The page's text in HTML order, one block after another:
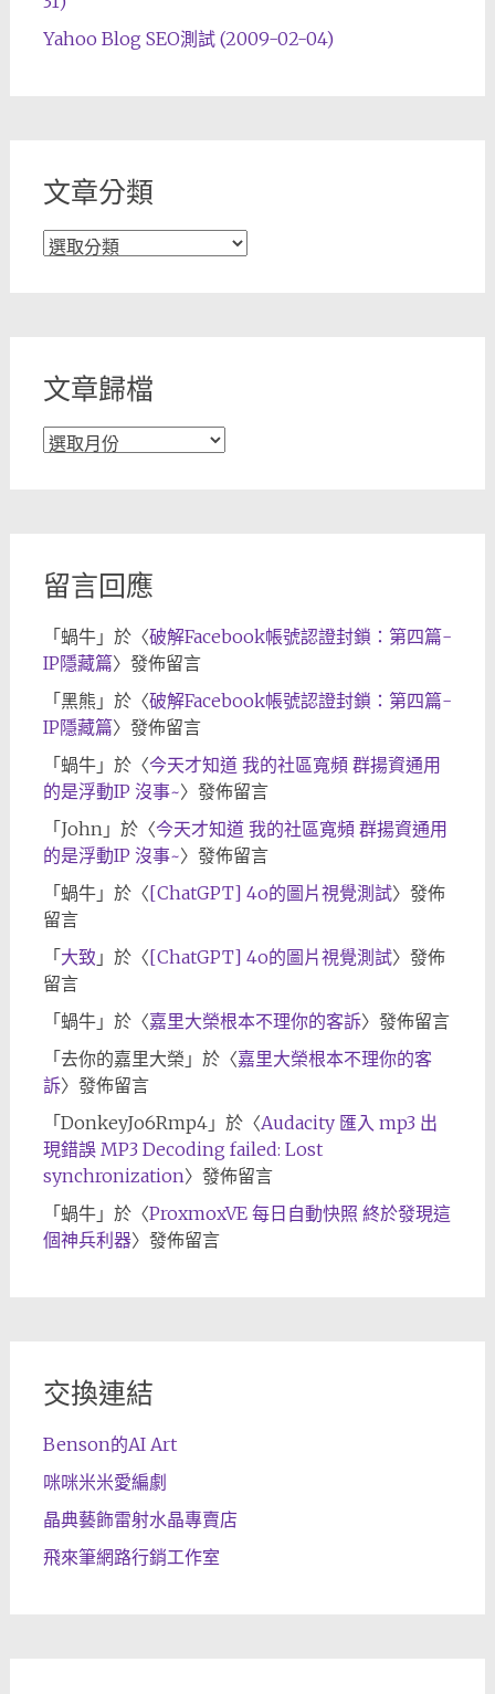
Yahoo Blog SEO測試 (2009-02-04)
文章分類
文
文章歸檔
文
留言回應
「 蝸牛」於〈破解Facebook帳號認證封鎖：第四篇-
IP隱藏篇〉發佈留言
「 黑熊 」於〈破解Facebook帳號認證封鎖：第四篇-
IP隱藏篇〉發佈留言
「 蝸牛」於〈今天才知道 我的社區寬頻 群揚資通用
的是浮動IP 沒事~〉發佈留言
「 John」於〈今天才知道 我的社區寬頻 群揚資通用
的是浮動IP 沒事~〉發佈留言
「 蝸牛」於〈[ChatGPT] 4o的圖片視覺測試〉發佈
留言
「 大致 」於〈[ChatGPT] 4o的圖片視覺測試〉發佈
留言
「 蝸牛」於〈嘉里大榮根本不理你的客訴〉發佈留言
「 去你的嘉里大榮 」於〈嘉里大榮根本不理你的客
訴〉發佈留言
「 DonkeyJo6Rmp4」於〈Audacity 匯入 mp3 出
現錯誤 MP3 Decoding failed: Lost
synchronization〉發佈留言
「 蝸牛」於〈ProxmoxVE 每日自動快照 終於發現這
個神兵利器〉發佈留言
交換連結
Benson的AI Art
咪咪米米愛編劇
晶典藝飾雷射水晶專賣店
飛來筆網路行銷工作室